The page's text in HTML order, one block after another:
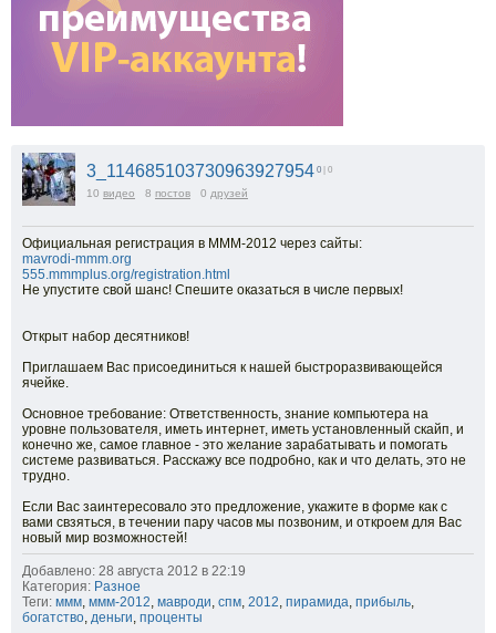
3_114685103730963927954 0 | 0
10 видео 8 постов 0 друзей
Официальная регистрация в МММ-2012 через сайты:
mavrodi-mmm.org
555.mmmplus.org/registration.html
Не упустите свой шанс! Спешите оказаться в числе первых!
Открыт набор десятников!
Приглашаем Вас присоединиться к нашей быстроразвивающейся
ячейке.
Основное требование: Ответственность, знание компьютера на
уровне пользователя, иметь интернет, иметь установленный скайп, и
конечно же, самое главное - это желание зарабатывать и помогать
системе развиваться. Расскажу все подробно, как и что делать, это не
трудно.
Если Вас заинтересовало это предложение, укажите в форме как с
вами свзяться, в течении пару часов мы позвоним, и откроем для Вас
новый мир возможностей!
Добавлено: 28 августа 2012 в 22:19
Категория: Разное
Теги: ммм, ммм-2012, мавроди, спм, 2012, пирамида, прибыль,
богатство, деньги, проценты